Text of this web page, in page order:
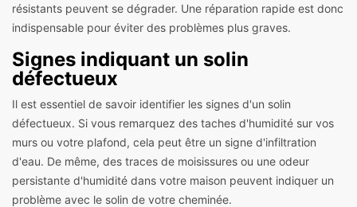
résistants peuvent se dégrader. Une réparation rapide est donc
indispensable pour éviter des problèmes plus graves.
Signes indiquant un solin
défectueux
Il est essentiel de savoir identifier les signes d'un solin
défectueux. Si vous remarquez des taches d'humidité sur vos
murs ou votre plafond, cela peut être un signe d'infiltration
d'eau. De même, des traces de moisissures ou une odeur
persistante d'humidité dans votre maison peuvent indiquer un
problème avec le solin de votre cheminée.